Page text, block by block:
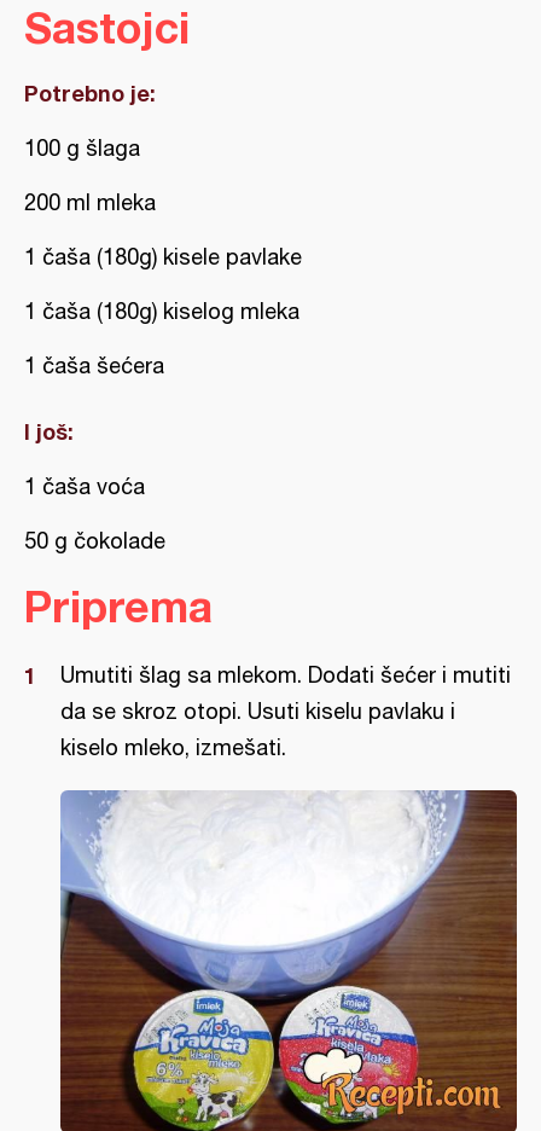
Sastojci
Potrebno je:
100 g šlaga
200 ml mleka
1 čaša (180g) kisele pavlake
1 čaša (180g) kiselog mleka
1 čaša šećera
I još:
1 čaša voća
50 g čokolade
Priprema
Umutiti šlag sa mlekom. Dodati šećer i mutiti
da se skroz otopi. Usuti kiselu pavlaku i
kiselo mleko, izmešati.